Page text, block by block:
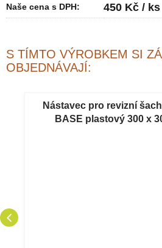
Naše cena s DPH:
450 Kč / ks
S TÍMTO VÝROBKEM SI
OBJEDNÁVAJÍ:
Nástavec pro revizní
BASE plastový 300 x